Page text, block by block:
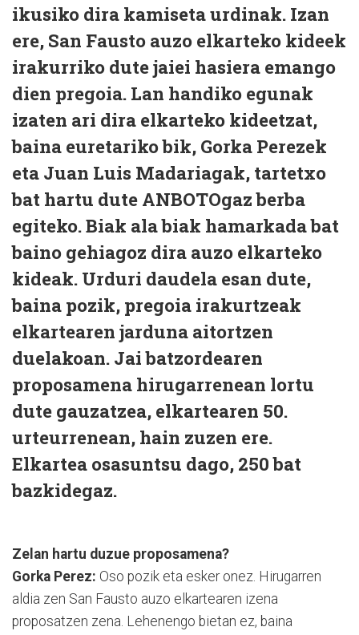
ikusiko dira kamiseta urdinak. Izan
ere, San Fausto auzo elkarteko kideek
irakurriko dute jaiei hasiera emango
dien pregoia. Lan handiko egunak
izaten ari dira elkarteko kideetzat,
baina euretariko bik, Gorka Perezek
eta Juan Luis Madariagak, tartetxo
bat hartu dute ANBOTOgaz berba
egiteko. Biak ala biak hamarkada bat
baino gehiagoz dira auzo elkarteko
kideak. Urduri daudela esan dute,
baina pozik, pregoia irakurtzeak
elkartearen jarduna aitortzen
duelakoan. Jai batzordearen
proposamena hirugarrenean lortu
dute gauzatzea, elkartearen 50.
urteurrenean, hain zuzen ere.
Elkartea osasuntsu dago, 250 bat
bazkidegaz.
Zelan hartu duzue proposamena?
Gorka Perez: Oso pozik eta esker onez. Hirugarren
aldia zen San Fausto auzo elkartearen izena
proposatzen zena. Lehenengo bietan ez, baina